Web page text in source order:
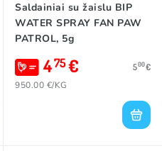
Saldainiai su žaislu BIP
WATER SPRAY FAN PAW
PATROL, 5g
475€ 500€
950.00 €/KG